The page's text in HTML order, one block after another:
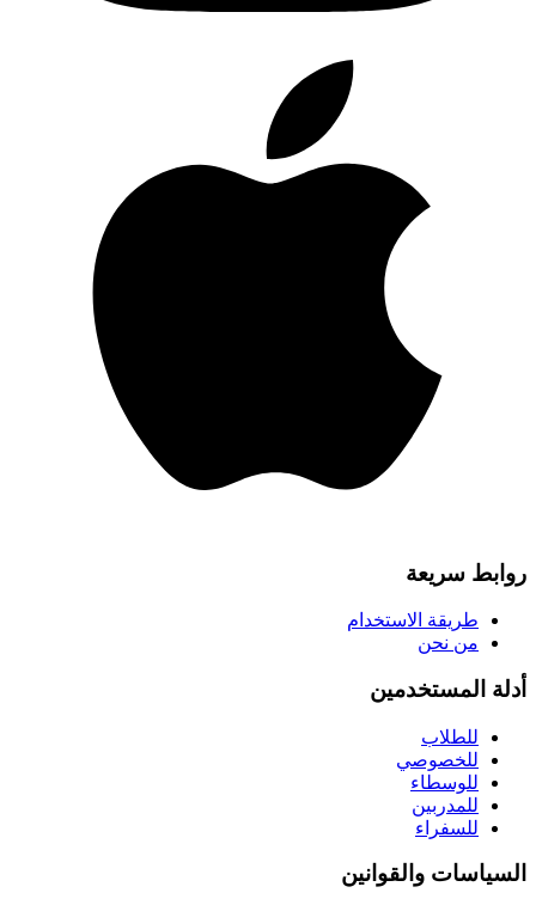
روابط سريعة
طريقة الاستخدام
من نحن
أدلة المستخدمين
للطلاب
للخصوصي
للوسطاء
للمدربين
للسفراء
السياسات والقوانين